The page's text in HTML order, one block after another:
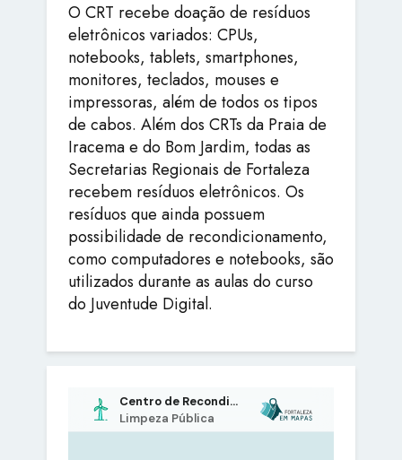
O CRT recebe doação de resíduos
eletrônicos variados: CPUs,
notebooks, tablets, smartphones,
monitores, teclados, mouses e
impressoras, além de todos os tipos
de cabos. Além dos CRTs da Praia de
Iracema e do Bom Jardim, todas as
Secretarias Regionais de Fortaleza
recebem resíduos eletrônicos. Os
resíduos que ainda possuem
possibilidade de recondicionamento,
como computadores e notebooks, são
utilizados durante as aulas do curso
do Juventude Digital.